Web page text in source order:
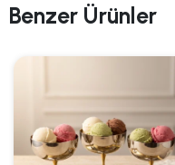
Benzer Ürünler